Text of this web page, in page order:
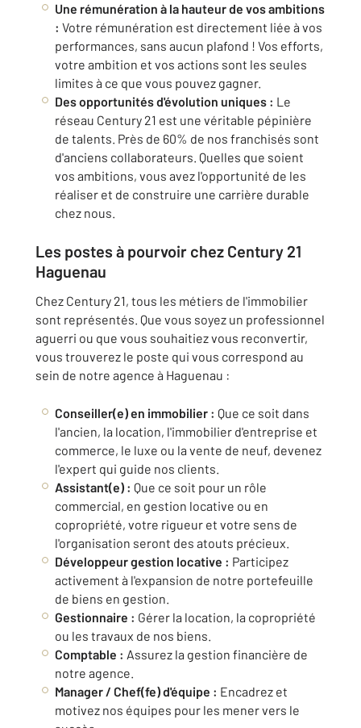
Une rémunération à la hauteur de vos ambitions
: Votre rémunération est directement liée à vos
performances, sans aucun plafond ! Vos efforts,
votre ambition et vos actions sont les seules
limites à ce que vous pouvez gagner.
Des opportunités d'évolution uniques : Le
réseau Century 21 est une véritable pépinière
de talents. Près de 60% de nos franchisés sont
d'anciens collaborateurs. Quelles que soient
vos ambitions, vous avez l'opportunité de les
réaliser et de construire une carrière durable
chez nous.
Les postes à pourvoir chez Century 21
Haguenau
Chez Century 21, tous les métiers de l'immobilier
sont représentés. Que vous soyez un professionnel
aguerri ou que vous souhaitiez vous reconvertir,
vous trouverez le poste qui vous correspond au
sein de notre agence à Haguenau :
Conseiller(e) en immobilier : Que ce soit dans
l'ancien, la location, l'immobilier d'entreprise et
commerce, le luxe ou la vente de neuf, devenez
l'expert qui guide nos clients.
Assistant(e) : Que ce soit pour un rôle
commercial, en gestion locative ou en
copropriété, votre rigueur et votre sens de
l'organisation seront des atouts précieux.
Développeur gestion locative : Participez
activement à l'expansion de notre portefeuille
de biens en gestion.
Gestionnaire : Gérer la location, la copropriété
ou les travaux de nos biens.
Comptable : Assurez la gestion financière de
notre agence.
Manager / Chef(fe) d'équipe : Encadrez et
motivez nos équipes pour les mener vers le